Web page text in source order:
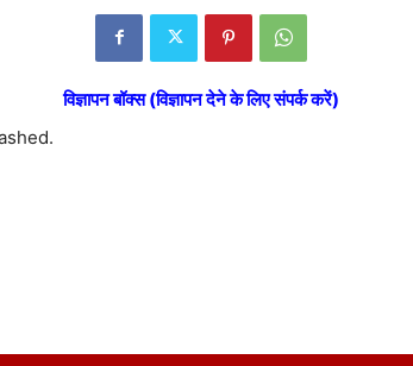
विज्ञापन बॉक्स (विज्ञापन देने के लिए संपर्क करें)